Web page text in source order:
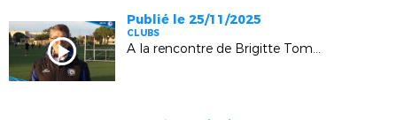
Publié le 25/11/2025
CLUBS
A la rencontre de Brigitte Tomas (Istres)